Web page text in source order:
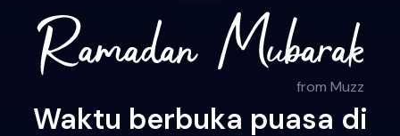
from Muzz
Waktu berbuka puasa di